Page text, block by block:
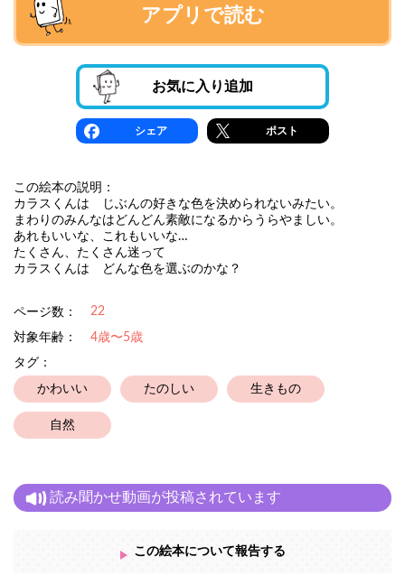
アプリで読む
お気に入り追加
シェア ポスト
この絵本の説明：
カラスくんは じぶんの好きな色を決められないみたい。
まわりのみんなはどんどん素敵になるからうらやましい。
あれもいいな、これもいいな…
たくさん、たくさん迷って
カラスくんは どんな色を選ぶのかな？
ページ数： 22
対象年齢：
4歳〜5歳
タグ：
かわいい たのしい 生きもの
自然
読み聞かせ動画が投稿されています
この絵本について報告する